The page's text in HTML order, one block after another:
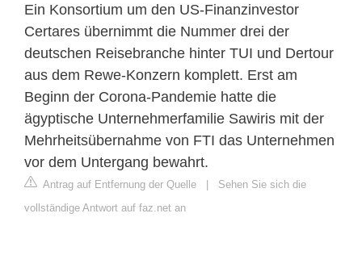
Ein Konsortium um den US-Finanzinvestor
Certares übernimmt die Nummer drei der
deutschen Reisebranche hinter TUI und Dertour
aus dem Rewe-Konzern komplett. Erst am
Beginn der Corona-Pandemie hatte die
ägyptische Unternehmerfamilie Sawiris mit der
Mehrheitsübernahme von FTI das Unternehmen
vor dem Untergang bewahrt.
Antrag auf Entfernung der Quelle | Sehen Sie sich die
vollständige Antwort auf faz.net an